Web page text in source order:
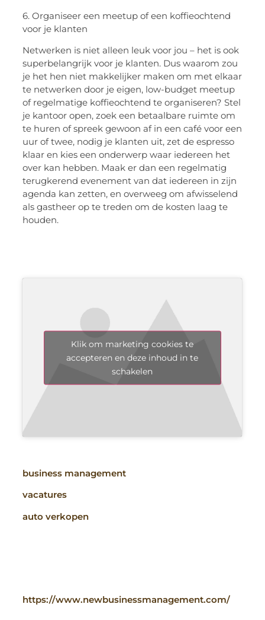
6. Organiseer een meetup of een koffieochtend
voor je klanten
Netwerken is niet alleen leuk voor jou – het is ook
superbelangrijk voor je klanten. Dus waarom zou
je het hen niet makkelijker maken om met elkaar
te netwerken door je eigen, low-budget meetup
of regelmatige koffieochtend te organiseren? Stel
je kantoor open, zoek een betaalbare ruimte om
te huren of spreek gewoon af in een café voor een
uur of twee, nodig je klanten uit, zet de espresso
klaar en kies een onderwerp waar iedereen het
over kan hebben. Maak er dan een regelmatig
terugkerend evenement van dat iedereen in zijn
agenda kan zetten, en overweeg om afwisselend
als gastheer op te treden om de kosten laag te
houden.
Klik om marketing cookies te
accepteren en deze inhoud in te
schakelen
business management
vacatures
auto verkopen
https://www.newbusinessmanagement.com/